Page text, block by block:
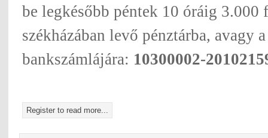
be legkésőbb péntek 10 óráig
székházában levő pénztárba, avagy
bankszámlájára: 10300002-
Register to read more...